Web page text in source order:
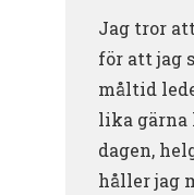
Jag tror
för att jag
måltid
lika gärna
dagen,
håller jag